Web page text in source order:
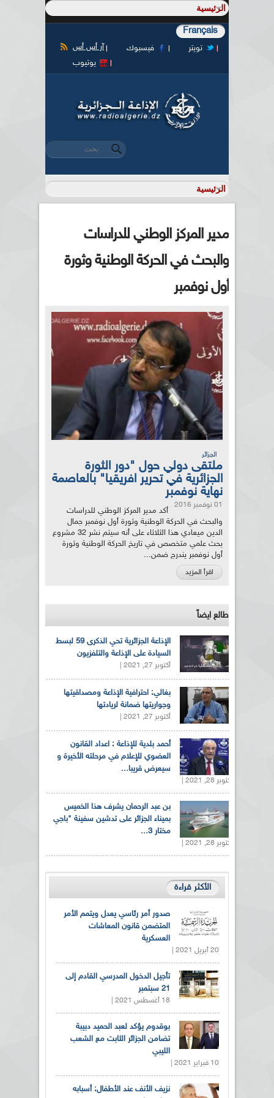
Français
آر أس أس فيسبوك
تويتر
يوتيوب
استمارة البحث
‏بحث ‏
مدير المركز الوطني للدراسات
والبحث في الحركة الوطنية وثورة
أول نوفمبر
الجزائر
ملتقى دولي حول "دور الثورة
الجزائرية في تحرير افريقيا" بالعاصمة
نهاية نوفمبر
01 نوفمبر 2016
أكد مدير المركز الوطني للدراسات
والبحث في الحركة الوطنية وثورة أول نوفمبر جمال
الدين ميعادي هذا الثلاثاء على أنه سيتم نشر 32 مشروع
بحث علمي متخصص في تاريخ الحركة الوطنية وثورة
أول نوفمبر يندرج ضمن...
اقرأ المزيد
طالع ايضاً
الإذاعة الجزائرية تحي الذكرى 59 لبسط
السيادة على الإذاعة والتلفزيون
أكتوبر 27, 2021 |
بغالي: احترافية الإذاعة ومصداقيتها
وجواريتها ضمانة لريادتها
أكتوبر 27, 2021 |
أحمد بلدية للإذاعة : اعداد القانون
العضوي للإعلام في مرحلته الأخيرة و
سيعرض قريبا...
أكتوبر 28, 2021 |
بن عبد الرحمان يشرف هذا الخميس
بميناء الجزائر على تدشين سفينة "باجي
مختار 3...
أكتوبر 28, 2021 |
الأكثر قراءة
صدور أمر رئاسي يعدل ويتمم الأمر
المتضمن قانون المعاشات
العسكرية
20 أبريل 2021 |
تأجيل الدخول المدرسي القادم إلى
21 سبتمبر
18 أغسطس 2021 |
بوقدوم يؤكد لعبد الحميد دبيبة
تضامن الجزائر الثابت مع الشعب
الليبي
10 فبراير 2021 |
نزيف الأنف عند الأطفال: أسبابه